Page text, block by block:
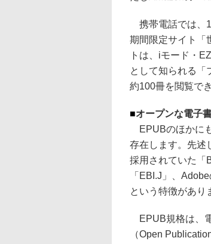
携帯電話では、1
期間限定サイト「
トは、iモード・
として知られる「
約100冊を閲覧で
■オープンな電子
EPUBのほかに
存在します。先述
採用されていた「
「EBI.J」、
という特徴があり
EPUB規格は、
（Open